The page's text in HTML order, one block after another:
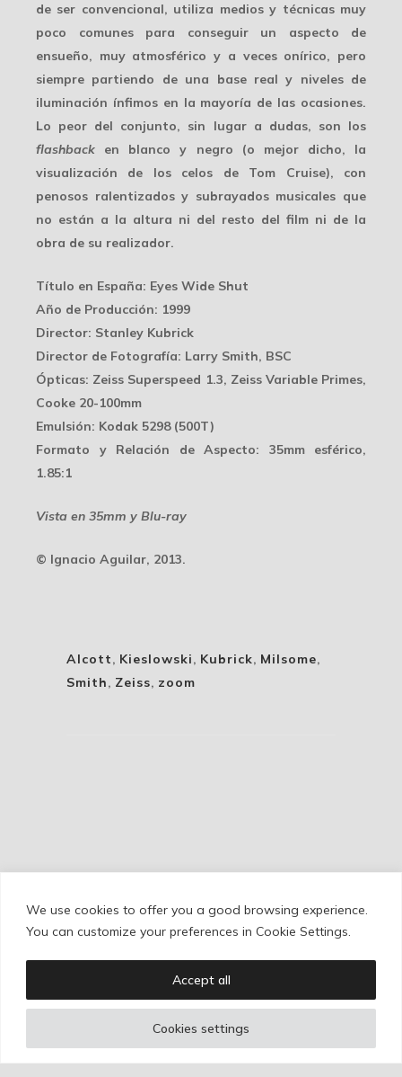
We use cookies to offer you a good browsing experience.
You can customize your preferences in Cookie Settings.
Cookies settings
Accept all
de ser convencional, utiliza medios y técnicas muy
poco comunes para conseguir un aspecto de
ensueño, muy atmosférico y a veces onírico, pero
siempre partiendo de una base real y niveles de
iluminación ínfimos en la mayoría de las ocasiones.
Lo peor del conjunto, sin lugar a dudas, son los
flashback en blanco y negro (o mejor dicho, la
visualización de los celos de Tom Cruise), con
penosos ralentizados y subrayados musicales que
no están a la altura ni del resto del film ni de la
obra de su realizador.
Título en España: Eyes Wide Shut
Año de Producción: 1999
Director: Stanley Kubrick
Director de Fotografía: Larry Smith, BSC
Ópticas: Zeiss Superspeed 1.3, Zeiss Variable Primes,
Cooke 20-100mm
Emulsión: Kodak 5298 (500T)
Formato y Relación de Aspecto: 35mm esférico,
1.85:1
Vista en 35mm y Blu-ray
© Ignacio Aguilar, 2013.
Alcott, Kieslowski, Kubrick, Milsome,
Smith, Zeiss, zoom
Cookie Policy/Privacy Policy /Legal Warning
Copyright © Ignacio Aguilar
Web development byBonzo Estudio